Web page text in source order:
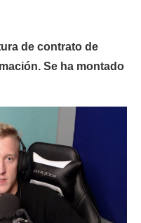
de contrato de
Se ha montado